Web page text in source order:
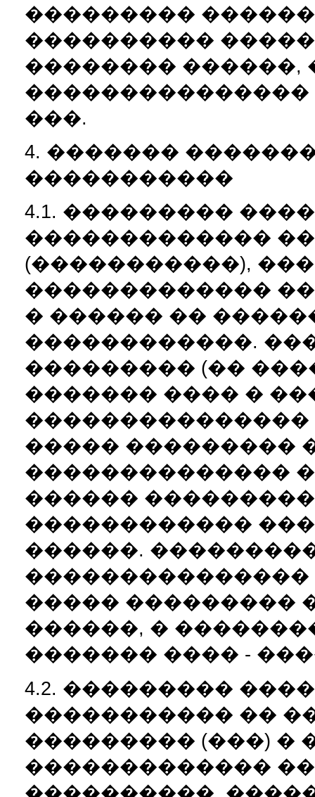
���������
����������
�������� ������,
���.
4. �������
�����������
4.1. ���������
�������������
(�����������),
�������������
� ������ ��
������������.
��������� (��
������� ���� �
���������������
����� ���������
��������������
������
������������
������.
���������������
����� ���������
������, �
������� ���� -
4.2. ���������
����������� ��
��������� (���) �
�������������
����������,